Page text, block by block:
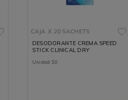
CAJA X 20 SACHETS
DESODORANTE CREMA SPEED
STICK CLINICAL DRY
Unidad $0